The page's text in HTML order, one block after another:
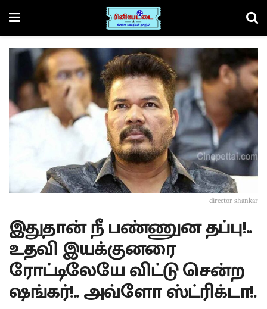
director shankar
இதுதான் நீ பண்ணுன தப்பு!..
உதவி இயக்குனரை
ரோட்டிலேயே விட்டு சென்ற
ஷங்கர்!.. அவ்ளோ ஸ்ட்ரிக்டா!.